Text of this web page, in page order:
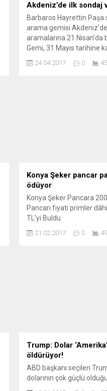
Akdeniz’de ilk sondaj
Barbaros Hayrettin Paşa
arama gemisi
aramalarına 21 Nisan’da
Gemi, 31 Mayıs tarihine
24.04.2017 0
Konya Şeker pancar
ödüyor
Konya Şeker Pancara
Pancarı fiyatı primler
TL’yi Buldu
21.02.2017 0
Trump: Dolar
öldürüyor!
ABD başkanı seçilen
dolarının çok güçlü